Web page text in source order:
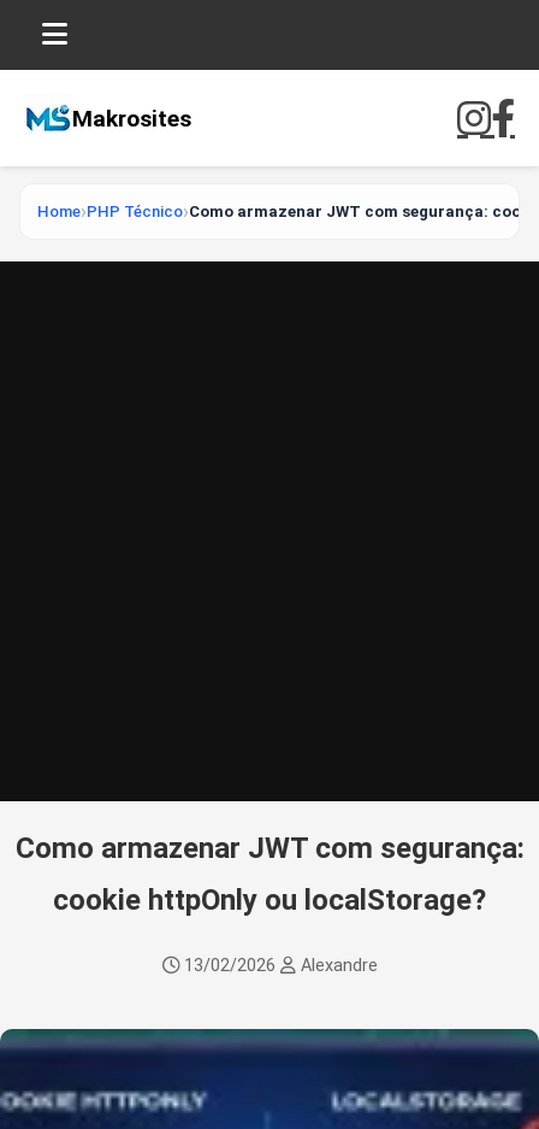
Makrosites
Home PHP Técnico Como armazenar JWT com segurança:
Como armazenar JWT com segurança:
cookie httpOnly ou localStorage?
13/02/2026 Alexandre